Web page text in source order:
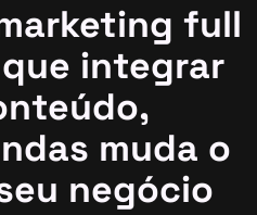
full
integrar
muda o
negócio